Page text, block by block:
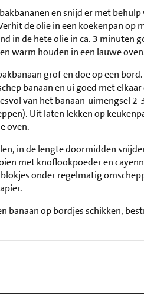
en snijd er met
de olie in een koekenpan op
in de hete olie in ca. 3 minuten
warm houden in een lauwe
grof en doe op een
banaan en ui goed met
van het banaan-uimengsel
Uit laten lekken op
oven.
in de lengte doormidden
met knoflookpoeder en
onder regelmatig
banaan op bordjes schikken,